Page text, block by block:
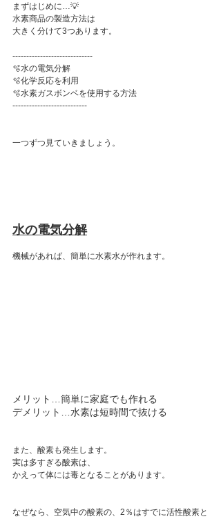
まずはじめに…💡
水素商品の製造方法は
大きく分けて3つあります。
-----------------------------
🫧水の電気分解
🫧化学反応を利用
🫧水素ガスボンベを使用する方法
---------------------------
一つずつ見ていきましょう。
水の電気分解
機械があれば、簡単に水素水が作れます。
メリット…簡単に家庭でも作れる
デメリット…水素は短時間で抜ける
また、酸素も発生します。
実は多すぎる酸素は、
かえって体には毒となることがあります。
なぜなら、空気中の酸素の、2％はすでに活性酸素と